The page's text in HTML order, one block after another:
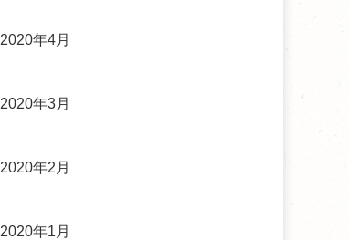
2020年4月
2020年3月
2020年2月
2020年1月